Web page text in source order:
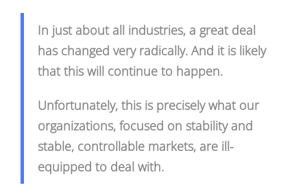
In just about all industries, a great deal
has changed very radically. And it is likely
that this will continue to happen.
Unfortunately, this is precisely what our
organizations, focused on stability and
stable, controllable markets, are ill-
equipped to deal with.